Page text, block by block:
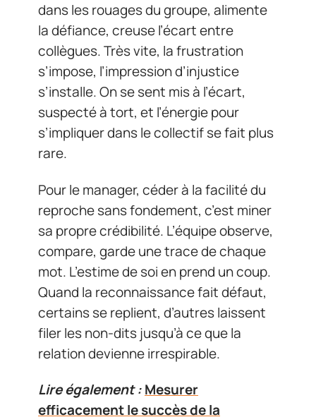
dans les rouages du groupe, alimente
la défiance, creuse l’écart entre
collègues. Très vite, la frustration
s’impose, l’impression d’injustice
s’installe. On se sent mis à l’écart,
suspecté à tort, et l’énergie pour
s’impliquer dans le collectif se fait plus
rare.
Pour le manager, céder à la facilité du
reproche sans fondement, c’est miner
sa propre crédibilité. L’équipe observe,
compare, garde une trace de chaque
mot. L’estime de soi en prend un coup.
Quand la reconnaissance fait défaut,
certains se replient, d’autres laissent
filer les non-dits jusqu’à ce que la
relation devienne irrespirable.
Lire également :Mesurer
efficacement le succès de la